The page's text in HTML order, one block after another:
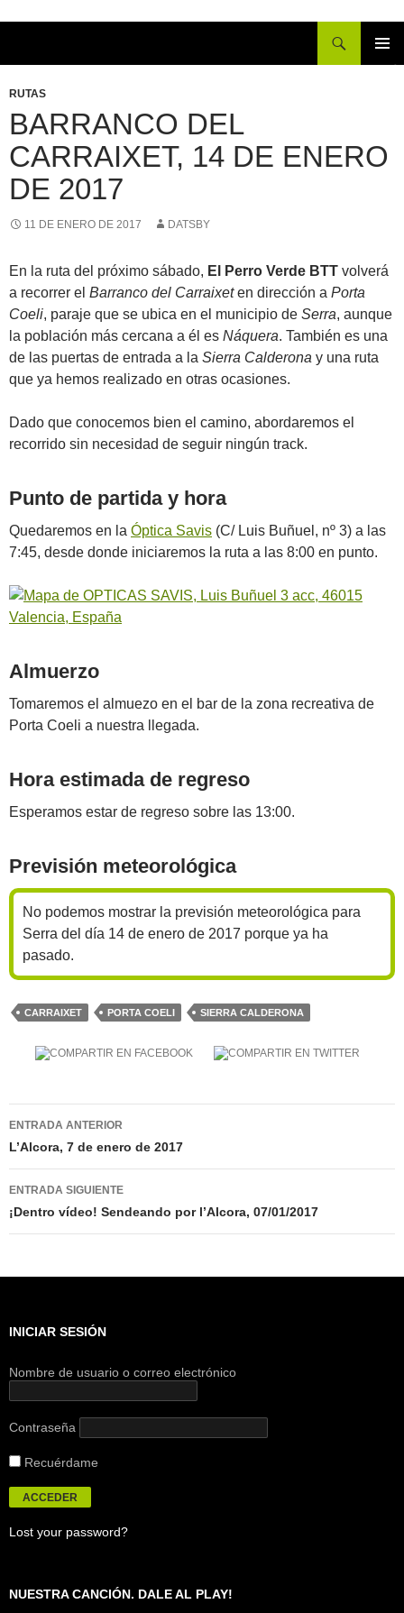
CONTENIDO
RUTAS
BARRANCO DEL
CARRAIXET, 14 DE ENERO
DE 2017
11 DE ENERO DE 2017 DATSBY
En la ruta del próximo sábado, El Perro Verde BTT volverá
a recorrer el Barranco del Carraixeten dirección a Porta
Coeli, paraje que se ubica en el municipio de Serra, aunque
la población más cercana a él es Náquera. También es una
de las puertas de entrada a la Sierra Calderona y una ruta
que ya hemos realizado en otras ocasiones.
Dado que conocemos bien el camino, abordaremos el
recorrido sin necesidad de seguir ningún track.
Punto de partida y hora
Quedaremos en la Óptica Savis (C/ Luis Buñuel, nº 3) a las
7:45, desde donde iniciaremos la ruta a las 8:00 en punto.
Almuerzo
Tomaremos el almuezo en el bar de la zona recreativa de
Porta Coeli a nuestra llegada.
Hora estimada de regreso
Esperamos estar de regreso sobre las 13:00.
Previsión meteorológica
No podemos mostrar la previsión meteorológica para
Serra del día 14 de enero de 2017 porque ya ha
pasado.
CARRAIXET PORTA COELI SIERRA CALDERONA
Navegación
de
entradas
ENTRADA ANTERIOR
L’Alcora, 7 de enero de 2017
ENTRADA SIGUIENTE
¡Dentro vídeo! Sendeando por l’Alcora, 07/01/2017
INICIAR SESIÓN
Nombre de usuario o correo electrónico
Contraseña
Recuérdame
Lost your password?
NUESTRA CANCIÓN. DALE AL PLAY!